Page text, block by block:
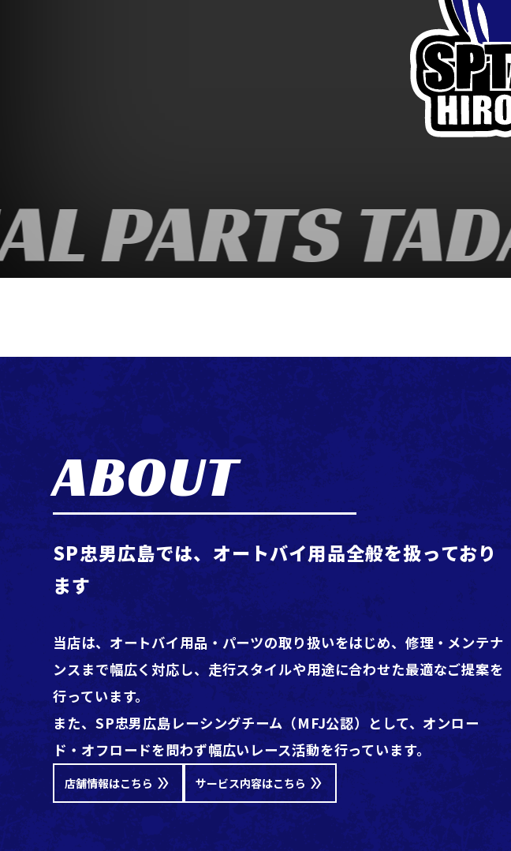
PARTS
ABOUT
SP忠男広島では、オートバイ用品全般を扱っており
ます
当店は、オートバイ用品・パーツの取り扱いをはじめ、修理・メンテナ
ンスまで幅広く対応し、走行スタイルや用途に合わせた最適なご提案を
行っています。
また、SP忠男広島レーシングチーム（MFJ公認）として、オンロー
ド・オフロードを問わず幅広いレース活動を行っています。
店舗情報はこちら サービス内容はこちら